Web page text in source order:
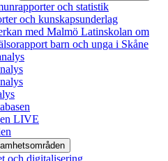
och statistik
och kunskapsunderlag
med Malmö Latinskolan om
barn och unga i Skåne
LIVE